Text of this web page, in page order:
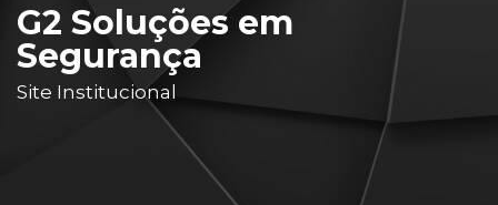
G2 Soluções em
Segurança
Site Institucional